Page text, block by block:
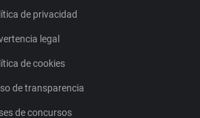
de privacidad
legal
de cookies
de transparencia
de concursos